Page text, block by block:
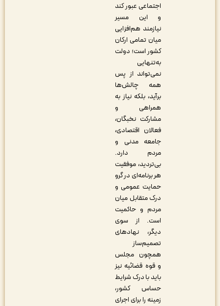
اجتماعی عبور کند
و این مسیر
نیازمند هم‌افزایی
میان تمامی ارکان
کشور است؛ دولت
به‌تنهایی
نمی‌تواند از پس
همه چالش‌ها
برآید، بلکه نیاز به
همراهی و
مشارکت نخبگان،
فعالان اقتصادی،
جامعه مدنی و
مردم دارد.
بی‌تردید، موفقیت
هر برنامه‌ای در گرو
حمایت عمومی و
درک متقابل میان
مردم و حاکمیت
است. از سوی
دیگر، نهادهای
تصمیم‌ساز
همچون مجلس
و قوه قضائیه نیز
باید با درک شرایط
حساس کشور،
زمینه را برای اجرای